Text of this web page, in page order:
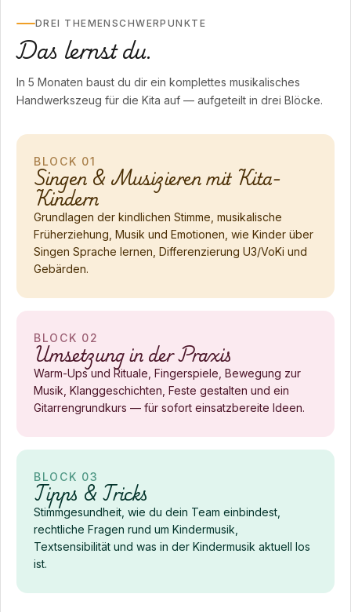
DREI THEMENSCHWERPUNKTE
Das lernst du.
In 5 Monaten baust du dir ein komplettes musikalisches
Handwerkszeug für die Kita auf — aufgeteilt in drei Blöcke.
BLOCK 01
Singen & Musizieren mit Kita-
Kindern
Grundlagen der kindlichen Stimme, musikalische
Früherziehung, Musik und Emotionen, wie Kinder über
Singen Sprache lernen, Differenzierung U3/VoKi und
Gebärden.
BLOCK 02
Umsetzung in der Praxis
Warm-Ups und Rituale, Fingerspiele, Bewegung zur
Musik, Klanggeschichten, Feste gestalten und ein
Gitarrengrundkurs — für sofort einsatzbereite Ideen.
BLOCK 03
Tipps & Tricks
Stimmgesundheit, wie du dein Team einbindest,
rechtliche Fragen rund um Kindermusik,
Textsensibilität und was in der Kindermusik aktuell los
ist.